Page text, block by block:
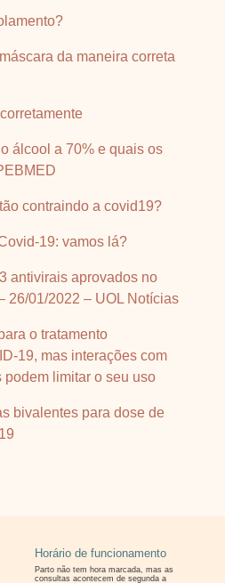
da maneira correta
álcool a 70% e quais os
contraindo a covid19?
19: vamos lá?
antivirais aprovados no
26/01/2022 – UOL Notícias
o tratamento
19, mas interações com
limitar o seu uso
bivalentes para dose de
Horário de funcionamento
Parto não tem hora marcada, mas as
consultas acontecem de segunda a